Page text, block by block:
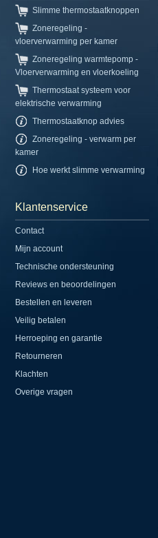
Slimme thermostaatknoppen
Zoneregeling -
vloerverwarming per kamer
Zoneregeling warmtepomp -
Vloerverwarming en vloerkoeling
Thermostaat systeem voor
elektrische verwarming
Thermostaatknop advies
Zoneregeling - verwarm per
kamer
Hoe werkt slimme verwarming
Klantenservice
Contact
Mijn account
Technische ondersteuning
Reviews en beoordelingen
Bestellen en leveren
Veilig betalen
Herroeping en garantie
Retourneren
Klachten
Overige vragen